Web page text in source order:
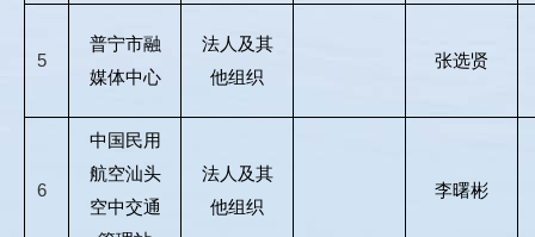
5
普宁市融
媒体中心
法人及其
他组织
张选贤
6
中国民用
航空汕头
空中交通
法人及其
他组织
李曙彬